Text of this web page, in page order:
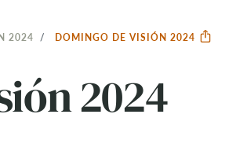
2024 DOMINGO DE VISIÓN 2024
2024